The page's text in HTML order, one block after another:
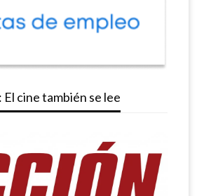
cine también se lee